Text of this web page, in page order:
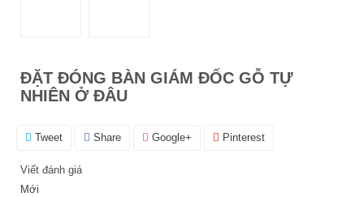
ĐẶT ĐÓNG BÀN GIÁM ĐỐC GỖ TỰ
NHIÊN Ở ĐÂU
Tweet Share Google+ Pinterest
Viết đánh giá
Mới